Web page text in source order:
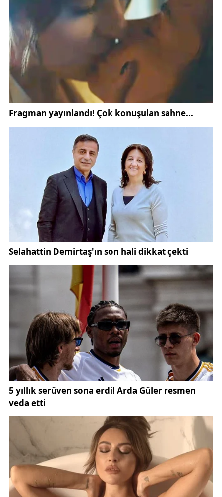
durum, tesisat borularının ve kombi içerisindeki
kritik parçaların donmasına neden olabiliyor.
Özellikle uzun süre kapalı kalan kombiler, birkaç
saat içinde bile ciddi hasar görebiliyor. Sivas’ta son
günlerde artan kombi arızaları, bu riskin ne kadar
büyük olduğunu bir kez daha ortaya koydu.
Kombilerde meydana gelen donma olayları, yalnızca
küçük bir arıza ile sınırlı kalmıyor. Donan boruların
çatlaması, kazan ve blok gibi ana parçaların
patlaması sonucu onarım maliyetleri 10 ila 15 bin lira
arasında değişebiliyor. Bu durum,Sivas gündemi
kış aylarında yaşanan teknik sorunlar arasında öne
çıkan başlıklardan biri haline geldi.
Kombi ustası Şafak Şimşek, kış aylarında kombilerin
kesinlikle tamamen kapatılmaması gerektiğini
vurguluyor. Şimşek’e göre kombilerin içerisinde yer
alan don koruma sistemi, cihaz açık olduğu sürece
otomatik olarak devreye girerek tesisatın donmasını
engelliyor. Ancak şalterin indirilmesi ya da cihazın
tamamen kapatılması halinde bu sistem işlevsiz
Uzmanlar, donan kombilere müdahale ederken de
dikkatli olunması gerektiğini belirtiyor. Donmuş
borulara doğrudan sıcak su dökülmesi, ani ısı farkı
nedeniyle boruların çatlamasına veya patlamasına
yol açabiliyor. Bu nedenle kombinin kendi kendine
çözülmesinin beklenmesi ya da ılık su yardımıyla
yavaş bir şekilde açılması öneriliyor. Aksi halde
küçük bir ihmal, çok daha büyük masrafları
beraberinde getirebiliyor.
Şafak Şimşek, kombiyi açıp kapatmanın yakıt
tasarrufu sağlamadığına dikkat çekerek, en doğru
yöntemin cihazı düşük sıcaklıkta sürekli çalıştırmak